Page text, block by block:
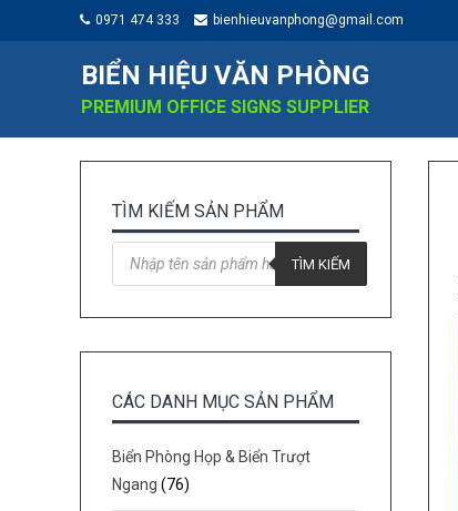
0971 474 333 bienhieuvanphong@gmail.com
BIỂN HIỆU VĂN PHÒNG
PREMIUM OFFICE SIGNS SUPPLIER
TÌM KIẾM SẢN PHẨM
Tìm
kiếm
TÌM KIẾM
CÁC DANH MỤC SẢN PHẨM
Biển Phòng Họp & Biển Trượt
Ngang (76)